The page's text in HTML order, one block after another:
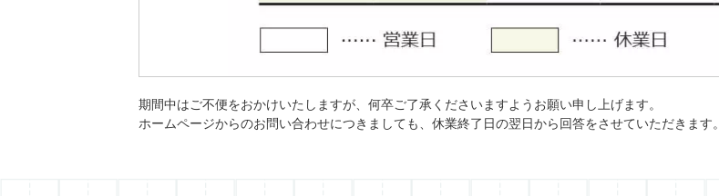
期間中はご不便をおかけいたしますが、何卒ご了承くださいますようお願い申し上げます。
ホームページからのお問い合わせにつきましても、休業終了日の翌日から回答をさせていただきます。